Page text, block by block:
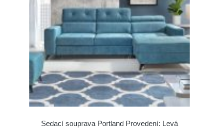
Sedací souprava Portland Provedení: Levá